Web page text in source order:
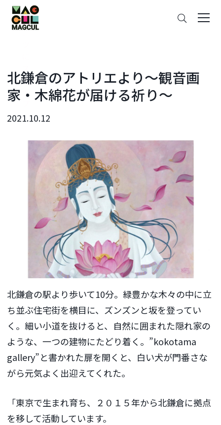
ン
テ
ン
キ
ッ
北鎌倉のアトリエより〜観音画
家・木綿花が届ける祈り〜
2021.10.12
北鎌倉の駅より歩いて10分。緑豊かな木々の中に立
ち並ぶ住宅街を横目に、ズンズンと坂を登ってい
く。細い小道を抜けると、自然に囲まれた隠れ家の
ような、一つの建物にたどり着く。”kokotama
gallery”と書かれた扉を開くと、白い犬が門番さな
がら元気よく出迎えてくれた。
「東京で生まれ育ち、２０１５年から北鎌倉に拠点
を移して活動しています。